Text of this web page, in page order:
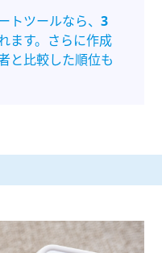
トツールなら、3
ます。さらに作成
と比較した順位も